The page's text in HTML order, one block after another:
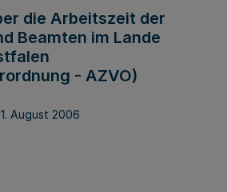
die Arbeitszeit der
Beamten im Lande
- AZVO)
August 2006